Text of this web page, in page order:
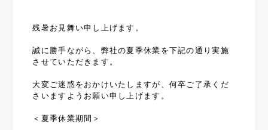
残暑お見舞い申し上げます。
誠に勝手ながら、弊社の夏季休業を下記の通り実施
させていただきます。
大変ご迷惑をおかけいたしますが、何卒ご了承くだ
さいますようお願い申し上げます。
＜夏季休業期間＞